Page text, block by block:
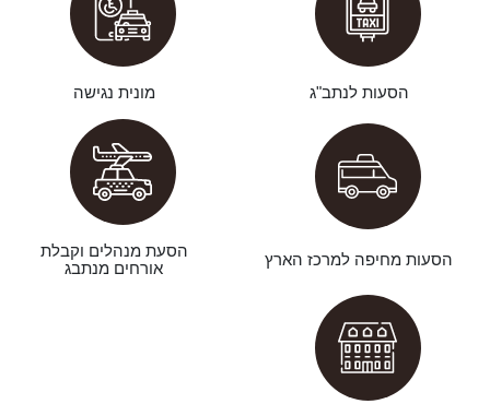
הסעות לנתב"ג מונית נגישה
הסעות מחיפה למרכז הארץ
הסעת מנהלים וקבלת
אורחים מנתבג